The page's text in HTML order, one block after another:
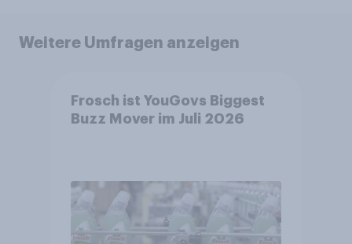
Weitere Umfragen anzeigen
Frosch ist YouGovs Biggest
Buzz Mover im Juli 2026